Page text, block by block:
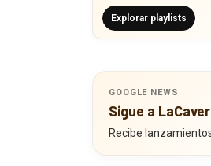
Explorar playlists
GOOGLE NEWS
Sigue a
Recibe